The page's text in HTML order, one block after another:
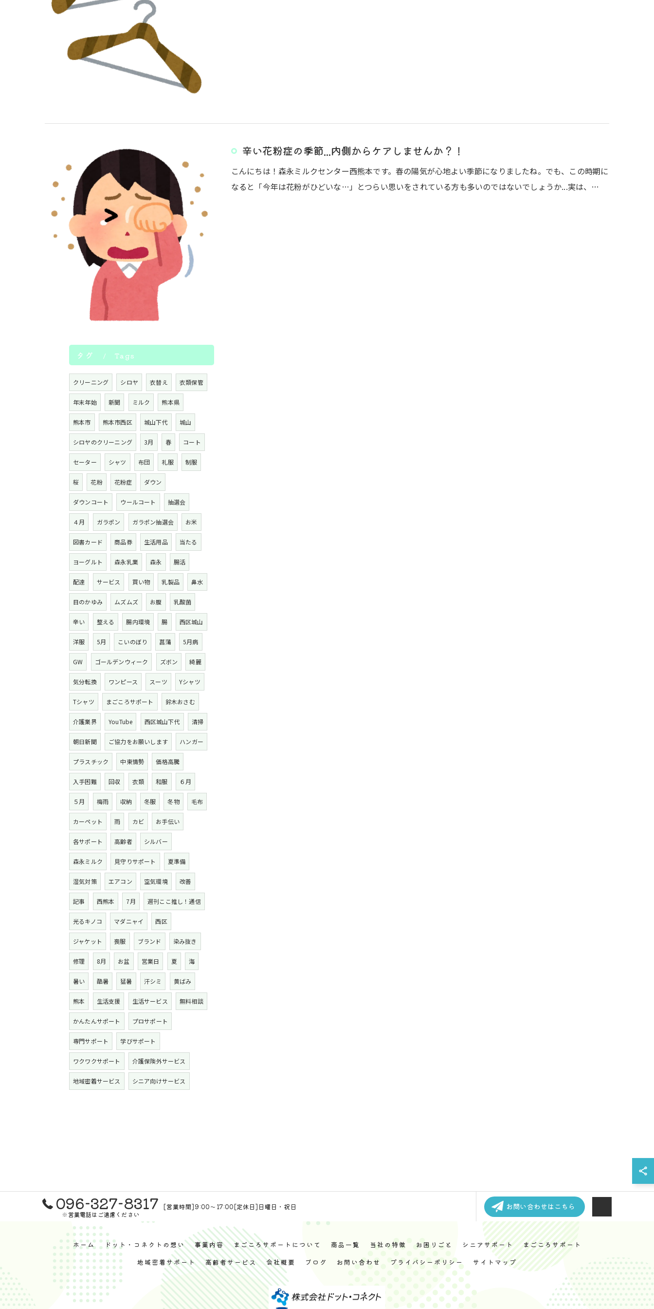
辛い花粉症の季節...内側からケアしませんか？！
こんにちは！森永ミルクセンター西熊本です。春の陽気が心地よい季節になりましたね。でも、この時期に
なると「今年は花粉がひどいな…」とつらい思いをされている方も多いのではないでしょうか...実は、…
タグ Tags
クリーニング シロヤ 衣替え 衣類保管
年末年始 新聞 ミルク 熊本県
熊本市 熊本市西区 城山下代 城山
シロヤのクリーニング 3月 春 コート
セーター シャツ 布団 礼服 制服
桜 花粉 花粉症 ダウン
ダウンコート ウールコート 抽選会
４月 ガラポン ガラポン抽選会 お米
図書カード 商品券 生活用品 当たる
ヨーグルト 森永乳業 森永 腸活
配達 サービス 買い物 乳製品 鼻水
目のかゆみ ムズムズ お腹 乳酸菌
辛い 整える 腸内環境 腸 西区城山
洋服 5月 こいのぼり 菖蒲 5月病
GW ゴールデンウィーク ズボン 綺麗
気分転換 ワンピース スーツ Yシャツ
Tシャツ まごころサポート 鈴木おさむ
介護業界 YouTube 西区城山下代 清掃
朝日新聞 ご協力をお願いします ハンガー
プラスチック 中東情勢 価格高騰
入手困難 回収 衣類 和服 ６月
５月 梅雨 収納 冬服 冬物 毛布
カーペット 雨 カビ お手伝い
各サポート 高齢者 シルバー
森永ミルク 見守りサポート 夏準備
湿気対策 エアコン 空気環境 改善
記事 西熊本 7月 週刊ここ推し！通信
光るキノコ マダニャイ 西区
ジャケット 喪服 ブランド 染み抜き
修理 8月 お盆 営業日 夏 海
暑い 酷暑 猛暑 汗シミ 黄ばみ
熊本 生活支援 生活サービス 無料相談
かんたんサポート プロサポート
専門サポート 学びサポート
ワクワクサポート 介護保険外サービス
地域密着サービス シニア向けサービス
096-327-8317
※営業電話はご遠慮ください
[営業時間]9:00～17:00[定休日]日曜日・祝日 お問い合わせはこちら
ホーム ドット・コネクトの想い 事業内容 まごころサポートについて 商品一覧 当社の特徴 お困りごと シニアサポート
まごころサポート
地域密着サポート
高齢者サービス 会社概要 ブログ お問い合わせ プライバシーポリシー サイトマップ